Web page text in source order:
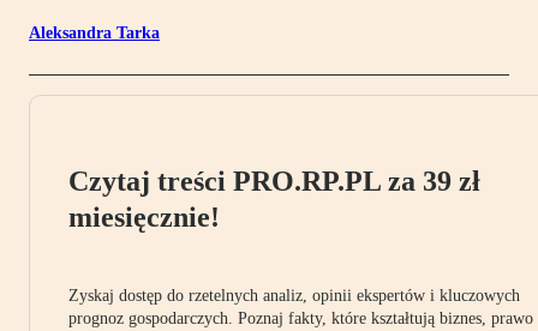
Aleksandra Tarka
Czytaj treści PRO.RP.PL za 39 zł
miesięcznie!
Zyskaj dostęp do rzetelnych analiz, opinii ekspertów i kluczowych
prognoz gospodarczych. Poznaj fakty, które kształtują biznes, prawo